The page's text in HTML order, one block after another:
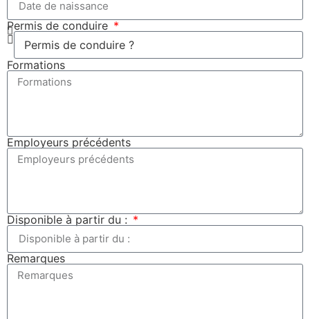
Permis de conduire
Formations
Employeurs précédents
Disponible à partir du :
Remarques